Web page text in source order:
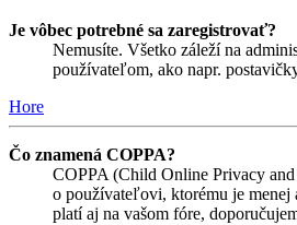
Je vôbec potrebné sa zaregistrovať?
Nemusíte. Všetko záleží na
používateľom, ako napr.
Hore
Čo znamená COPPA?
COPPA (Child Online Privacy
o používateľovi, ktorému je menej
platí aj na vašom fóre,